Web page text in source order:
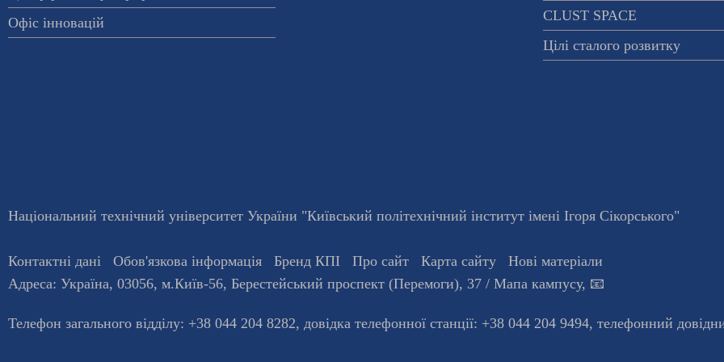
Офіс інновацій
CLUST SPACE
Цілі сталого розвитку
Національний технічний університет України "Київський політехнічний інститут імені Ігоря Сікорського"
Контактні дані Обов'язкова інформація Бренд КПІ Про сайт Карта сайту
Нові матеріали
Адреса: Україна, 03056, м.Київ-56, Берестейський проспект (Перемоги), 37 / Мапа кампусу, 📧
Телефон загального відділу: +38 044 204 8282, довiдка телефонної станцiї: +38 044 204 9494, телефонний